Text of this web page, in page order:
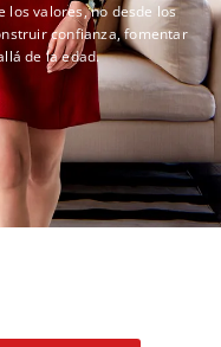
los valores, no desde los
confianza, fomentar
de la edad.